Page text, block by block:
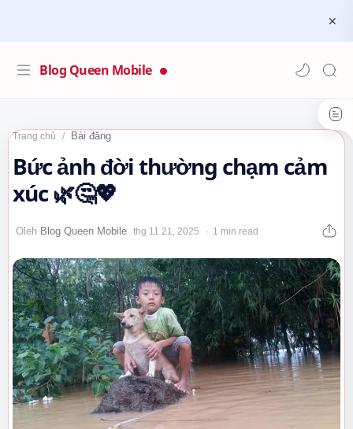
Blog Queen Mobile
Trang chủ Bài đăng
Bức ảnh đời thường chạm cảm
xúc 🌿🤔💖
1 min read